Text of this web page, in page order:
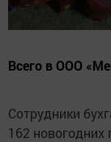
Всего в ООО
Сотрудники
162 новогодних